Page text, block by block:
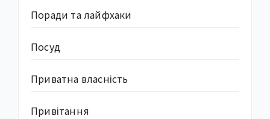
Поради та лайфхаки
Посуд
Приватна власність
Привітання